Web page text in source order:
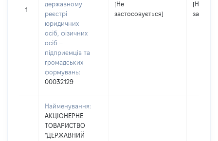
1
державному
реєстрі
юридичних
осіб, фізичних
осіб –
підприємців та
громадських
формувань:
00032129
[Не
застосовується]
[Не
Найменування:
АКЦІОНЕРНЕ
ТОВАРИСТВО
"ДЕРЖАВНИЙ